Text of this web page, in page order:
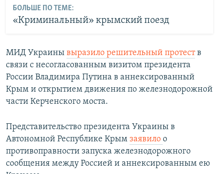
БОЛЬШЕ ПО ТЕМЕ:
«Криминальный» крымский поезд
МИД Украины выразило решительный протеств
связи с несогласованным визитом президента
России Владимира Путина в аннексированный
Крым и открытием движения по железнодорожной
части Керченского моста.
Представительство президента Украины в
Автономной Республике Крым заявило о
противоправности запуска железнодорожного
сообщения между Россией и аннексированным ею